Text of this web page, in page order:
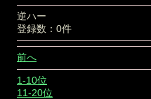
逆ハー
登録数：0件
前へ
1-10位
11-20位